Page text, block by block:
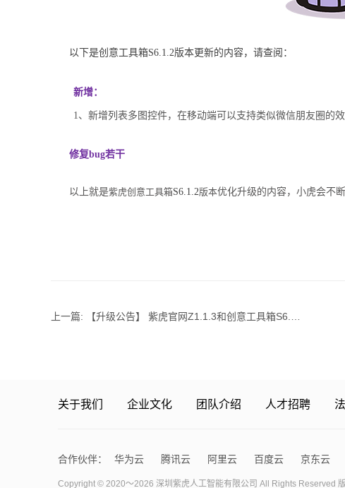
以下是创意工具箱S6.1.2版本更新的内容，请查阅：
新增：
1、新增列表多图控件，在移动端可以支持类似微信朋友圈的效
修复bug若干
以上就是紫虎创意工具箱S6.1.2版本优化升级的内容，小虎会不
上一篇: 【升级公告】 紫虎官网Z1.1.3和创意工具箱S6.0.7版本上线啦！
关于我们 企业文化 团队介绍 人才招聘
合作伙伴： 华为云 腾讯云 阿里云 百度云 京东云
Copyright © 2020～2026 深圳紫虎人工智能有限公司 All Rights Reserved